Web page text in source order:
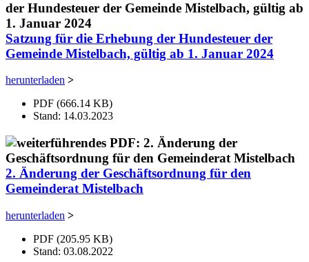
Satzung für die Erhebung der Hundesteuer der
Gemeinde Mistelbach, gültig ab 1. Januar 2024
herunterladen >
PDF (666.14 KB)
Stand: 14.03.2023
2. Änderung der Geschäftsordnung für den
Gemeinderat Mistelbach
herunterladen >
PDF (205.95 KB)
Stand: 03.08.2022